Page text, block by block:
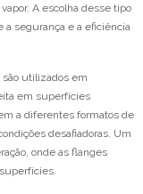
A escolha desse tipo
segurança e a eficiência
utilizados em
em superfícies
a diferentes formatos de
desafiadoras. Um
onde as flanges